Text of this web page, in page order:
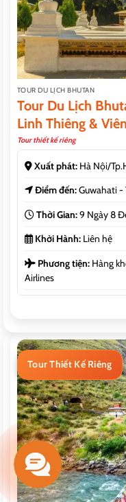
TOUR DU LỊCH BHUTAN
Tour Du Lịch
Linh Thiêng &
Tour thiết kế riêng
Xuất phát:Hà Nội/
Điểm đến:Guwahati -
Thời Gian:9 Ngày 8
Khởi Hành:Liên hệ
Phương tiện:Hàng
Airlines
Tour Thiết Kế Riêng